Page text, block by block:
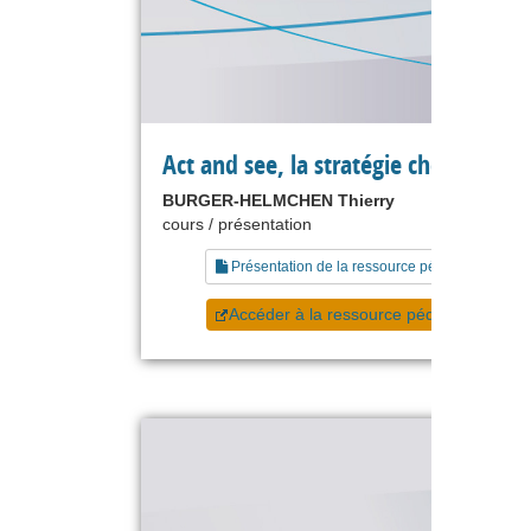
Act and see, la stratégie chemin
BURGER-HELMCHEN Thierry
cours / présentation
Présentation de la ressource pédagogique
Accéder à la ressource pédagogique